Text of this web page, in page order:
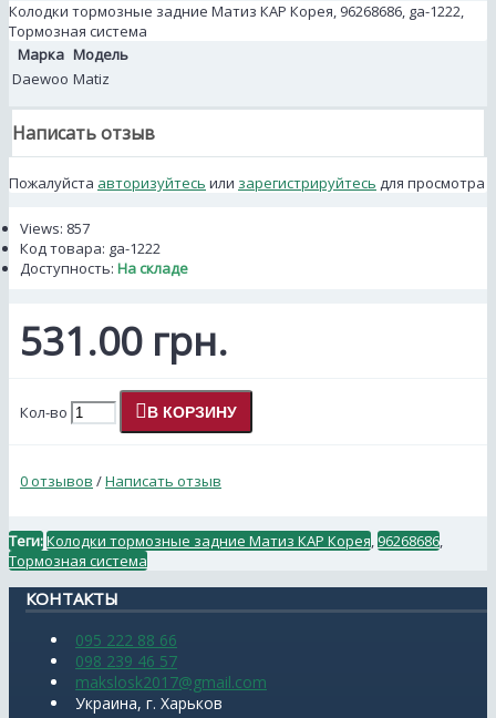
Колодки тормозные задние Матиз КАР Корея, 96268686, ga-1222,
Тормозная система
Марка Модель
Daewoo Matiz
Написать отзыв
Пожалуйста авторизуйтесь или зарегистрируйтесь для просмотра
Views: 857
Код товара: ga-1222
Доступность: На складе
531.00 грн.
Кол-во В КОРЗИНУ
0 отзывов /Написать отзыв
Теги:Колодки тормозные задние Матиз КАР Корея 96268686
Тормозная система
КОНТАКТЫ
095 222 88 66
098 239 46 57
makslosk2017@gmail.com
Украина, г. Харьков